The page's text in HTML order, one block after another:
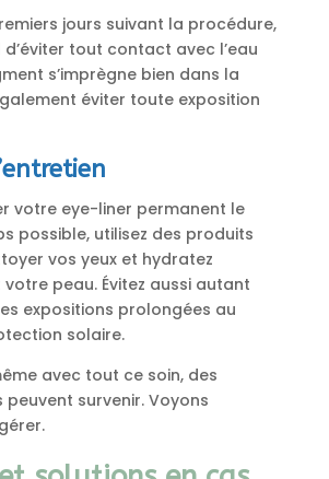
jours suivant la procédure,
tout contact avec l’eau
s’imprègne bien dans la
éviter toute exposition
votre eye-liner permanent le
possible, utilisez des produits
vos yeux et hydratez
peau. Évitez aussi autant
expositions prolongées au
solaire.
avec tout ce soin, des
survenir. Voyons